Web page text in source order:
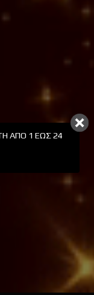
ΑΠΟ 1 ΕΩΣ 24